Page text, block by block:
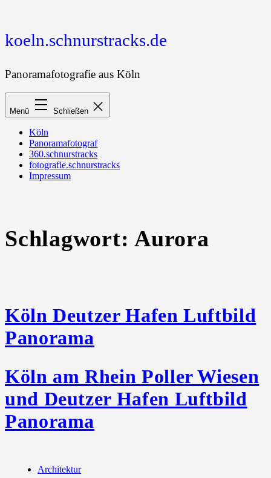
koeln.schnurstracks.de
Panoramafotografie aus Köln
Menü Schließen
Köln
Panoramafotograf
360.schnurstracks
fotografie.schnurstracks
Impressum
Schlagwort:Aurora
Köln Deutzer Hafen Luftbild
Panorama
Köln am Rhein Poller Wiesen
und Deutzer Hafen Luftbild
Panorama
Architektur